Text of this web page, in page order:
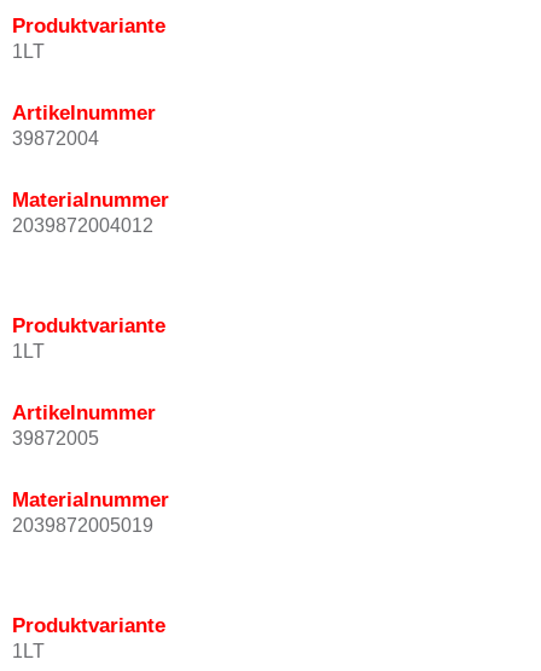
Produktvariante
1LT
Artikelnummer
39872004
Materialnummer
2039872004012
Produktvariante
1LT
Artikelnummer
39872005
Materialnummer
2039872005019
Produktvariante
1LT